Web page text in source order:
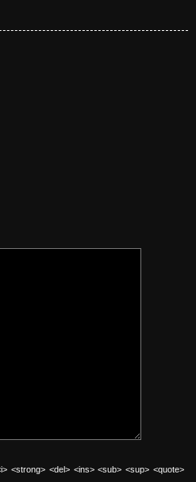
<strong> <del> <ins> <sub> <sup> <quote>